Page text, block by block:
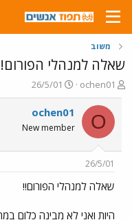
משוב
שאלה למנהלי
פ
ו
ת
ח
ה
ש
א
ochen01
פ
ו
ר
ס
ם
ר
26/5/01
O
ochen01
New member
26/5/01
שאלה למנהלי הפורום!!